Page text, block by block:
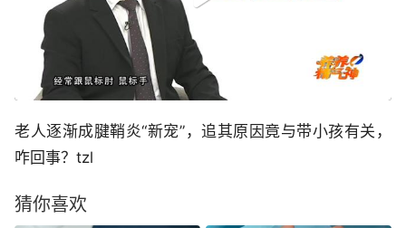
老人逐渐成腱鞘炎“新宠”，追其原因竟与带小孩有关，
咋回事？tzl
猜你喜欢